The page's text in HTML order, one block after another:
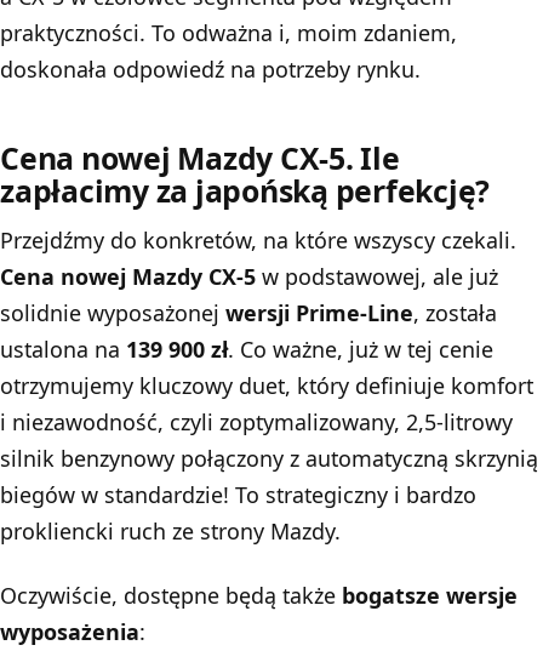
praktyczności. To odważna i, moim zdaniem,
doskonała odpowiedź na potrzeby rynku.
Cena nowej Mazdy CX-5. Ile
zapłacimy za japońską perfekcję?
Przejdźmy do konkretów, na które wszyscy czekali.
Cena nowej Mazdy CX-5 w podstawowej, ale już
solidnie wyposażonej wersji Prime-Line, została
ustalona na 139 900 zł. Co ważne, już w tej cenie
otrzymujemy kluczowy duet, który definiuje komfort
i niezawodność, czyli zoptymalizowany, 2,5-litrowy
silnik benzynowy połączony z automatyczną skrzynią
biegów w standardzie! To strategiczny i bardzo
prokliencki ruch ze strony Mazdy.
Oczywiście, dostępne będą także bogatsze wersje
wyposażenia: